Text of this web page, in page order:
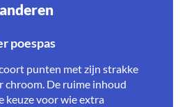
poespas
punten met zijn strakke
De ruime inhoud
keuze voor wie extra